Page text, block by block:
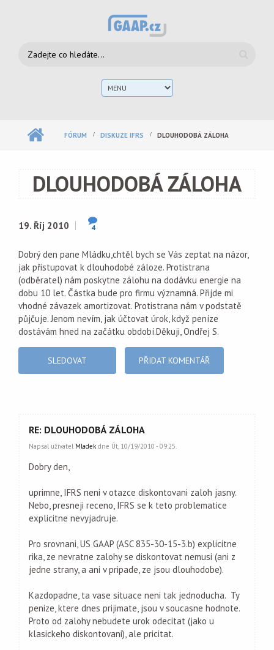
Vyhledávání
FÓRUM DISKUZE IFRS DLOUHODOBÁ ZÁLOHA
DLOUHODOBÁ ZÁLOHA
19. Říj 2010 4
Dobrý den pane Mládku,chtěl bych se Vás zeptat na názor,
jak přistupovat k dlouhodobé záloze. Protistrana
(odběratel) nám poskytne zálohu na dodávku energie na
dobu 10 let. Částka bude pro firmu významná. Přijde mi
vhodné závazek amortizovat. Protistrana nám v podstatě
půjčuje. Jenom nevím, jak účtovat úrok, když peníze
dostávám hned na začátku období.Děkuji, Ondřej S.
SLEDOVAT PŘIDAT KOMENTÁŘ
RE: DLOUHODOBÁ ZÁLOHA
Napsal uživatel Mladek dne Út, 10/19/2010 - 09:25.
Dobry den,
uprimne, IFRS neni v otazce diskontovani zaloh jasny.
Nebo, presneji receno, IFRS se k teto problematice
explicitne nevyjadruje.
Pro srovnani, US GAAP (ASC 835-30-15-3.b) explicitne
rika, ze nevratne zalohy se diskontovat nemusi (ani z
jedne strany, a ani v pripade, ze jsou dlouhodobe).
Kazdopadne, ta vase situace neni tak jednoducha. Ty
penize, ktere dnes prijimate, jsou v soucasne hodnote.
Proto od zalohy nebudete urok odecitat (jako u
klasickeho diskontovani), ale pricitat.